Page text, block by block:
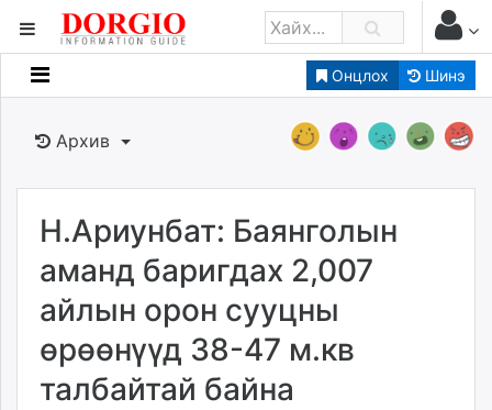
Онцлох Шинэ
Мэдээллийн
Банк санхүү
Бизнес ААН
Төрийн
Нийслэлийн
dorgio.mn
Gogo.mn
caak.mn
news.mn
Архив
Н.Ариунбат: Баянголын
аманд баригдах 2,007
айлын орон сууцны
өрөөнүүд 38-47 м.кв
талбайтай байна